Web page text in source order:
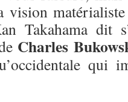
vision
Takahama dit
Charles
qui